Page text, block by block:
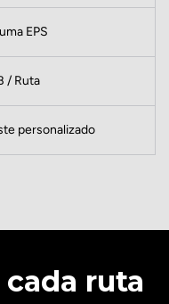
EPS
/ Ruta
personalizado
ruta